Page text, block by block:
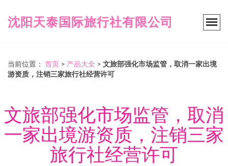
沈阳天泰国际旅行社有限公司
当前位置： 首页 > 产品大全 > 文旅部强化市场监管，取消一家出境
游资质，注销三家旅行社经营许可
文旅部强化市场监管，取消
一家出境游资质，注销三家
旅行社经营许可